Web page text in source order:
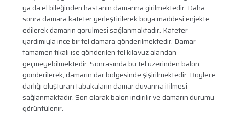
ya da el bileğinden hastanın damarına girilmektedir. Daha
sonra damara kateter yerleştirilerek boya maddesi enjekte
edilerek damarın görülmesi sağlanmaktadır. Kateter
yardımıyla ince bir tel damara gönderilmektedir. Damar
tamamen tıkalı ise gönderilen tel kılavuz alandan
geçmeyebilmektedir. Sonrasında bu tel üzerinden balon
gönderilerek, damarın dar bölgesinde şişirilmektedir. Böylece
darlığı oluşturan tabakaların damar duvarına itilmesi
sağlanmaktadır. Son olarak balon indirilir ve damarın durumu
görüntülenir.